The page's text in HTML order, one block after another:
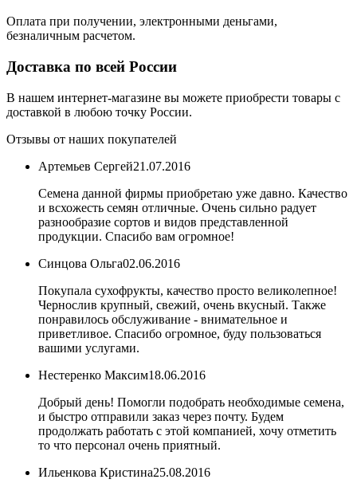
Оплата при получении, электронными деньгами,
безналичным расчетом.
Доставка по всей России
В нашем интернет-магазине вы можете приобрести товары с
доставкой в любою точку России.
Отзывы от наших покупателей
Артемьев Сергей21.07.2016
Семена данной фирмы приобретаю уже давно. Качество
и всхожесть семян отличные. Очень сильно радует
разнообразие сортов и видов представленной
продукции. Спасибо вам огромное!
Синцова Ольга02.06.2016
Покупала сухофрукты, качество просто великолепное!
Чернослив крупный, свежий, очень вкусный. Также
понравилось обслуживание - внимательное и
приветливое. Спасибо огромное, буду пользоваться
вашими услугами.
Нестеренко Максим18.06.2016
Добрый день! Помогли подобрать необходимые семена,
и быстро отправили заказ через почту. Будем
продолжать работать с этой компанией, хочу отметить
то что персонал очень приятный.
Ильенкова Кристина25.08.2016